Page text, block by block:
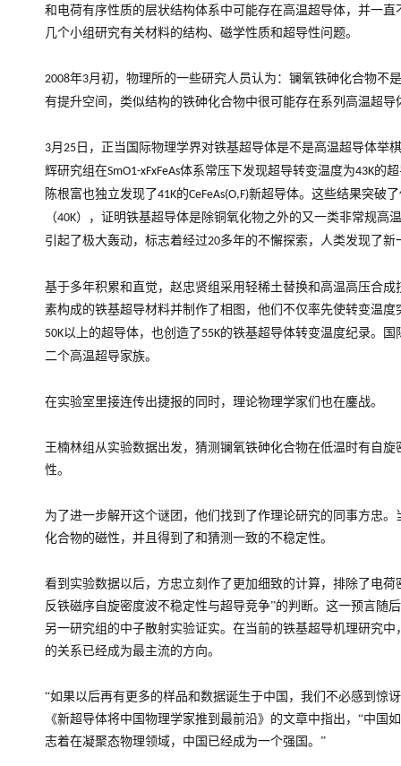
和电荷有序性质的层状结构体系中可能存在高温超导体，并一
几个小组研究有关材料的结构、磁学性质和超导性问题。
2008年3月初，物理所的一些研究人员认为：镧氧铁砷化合物不
有提升空间，类似结构的铁砷化合物中很可能存在系列高温超导
3月 25 日，正当国际物理学界对铁基超导体是不是高温超导体举
辉研究组在SmO1-xFxFeAs体系常压下发现超导转变温度为43K的
陈根富也独立发现了41K的CeFeAs(O,F)新超导体。这些结果突破
（40K），证明铁基超导体是除铜氧化物之外的又一类非常规高
引起了极大轰动，标志着经过20多年的不懈探索，人类发现了新
基于多年积累和直觉，赵忠贤组采用轻稀土替换和高温高压合
素构成的铁基超导材料并制作了相图，他们不仅率先使转变温度
50K以上的超导体，也创造了55K的铁基超导体转变温度纪录。
二个高温超导家族。
在实验室里接连传出捷报的同时，理论物理学家们也在鏖战。
王楠林组从实验数据出发，猜测镧氧铁砷化合物在低温时有自
性。
为了进一步解开这个谜团，他们找到了作理论研究的同事方忠
化合物的磁性，并且得到了和猜测一致的不稳定性。
看到实验数据以后，方忠立刻作了更加细致的计算，排除了电荷
反铁磁序自旋密度波不稳定性与超导竞争”的判断。这一预言随
另一研究组的中子散射实验证实。在当前的铁基超导机理研究
的关系已经成为最主流的方向。
“如果以后再有更多的样品和数据诞生于中国，我们不必感到惊
《新超导体将中国物理学家推到最前沿》的文章中指出，“中国
志着在凝聚态物理领域，中国已经成为一个强国。”